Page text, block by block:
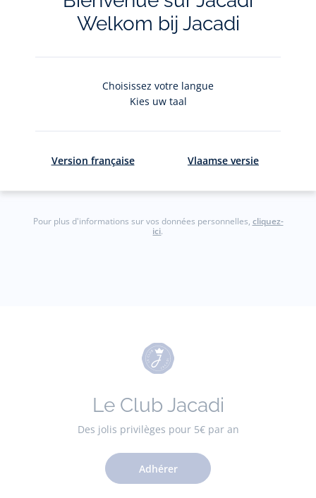
Restez informés des nouveautés Jacadi : ventes
Votre adresse courriel
Pour plus d'informations sur vos données personnelles, cliquez-
ici.
Le Club Jacadi
Des jolis privilèges pour 5€ par an
Adhérer
Welkom bij Jacadi
Choisissez votre langue
Kies uw taal
Version française Vlaamse versie